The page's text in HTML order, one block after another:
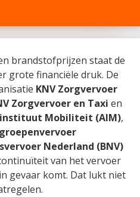
brandstofprijzen staat de
grote financiële druk. De
KNV Zorgvervoer
Zorgvervoer en Taxi en
Mobiliteit (AIM),
Nederland (BNV)
van het vervoer
gevaar komt. Dat lukt niet